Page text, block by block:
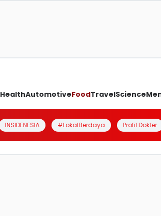
HealthAutomotiveFoodTravelScience
INSIDENESIA #LokalBerdaya Profil Dokter